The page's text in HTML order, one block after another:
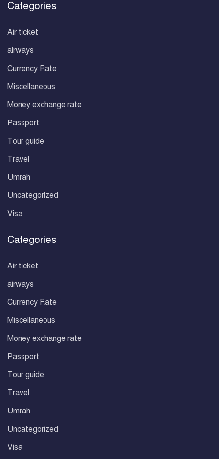
Categories
Air ticket
airways
Currency Rate
Miscellaneous
Money exchange rate
Passport
Tour guide
Travel
Umrah
Uncategorized
Visa
Categories
Air ticket
airways
Currency Rate
Miscellaneous
Money exchange rate
Passport
Tour guide
Travel
Umrah
Uncategorized
Visa